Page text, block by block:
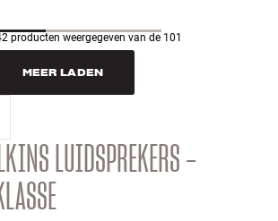
producten weergegeven van de 101
MEER LADEN
LUIDSPREKERS –